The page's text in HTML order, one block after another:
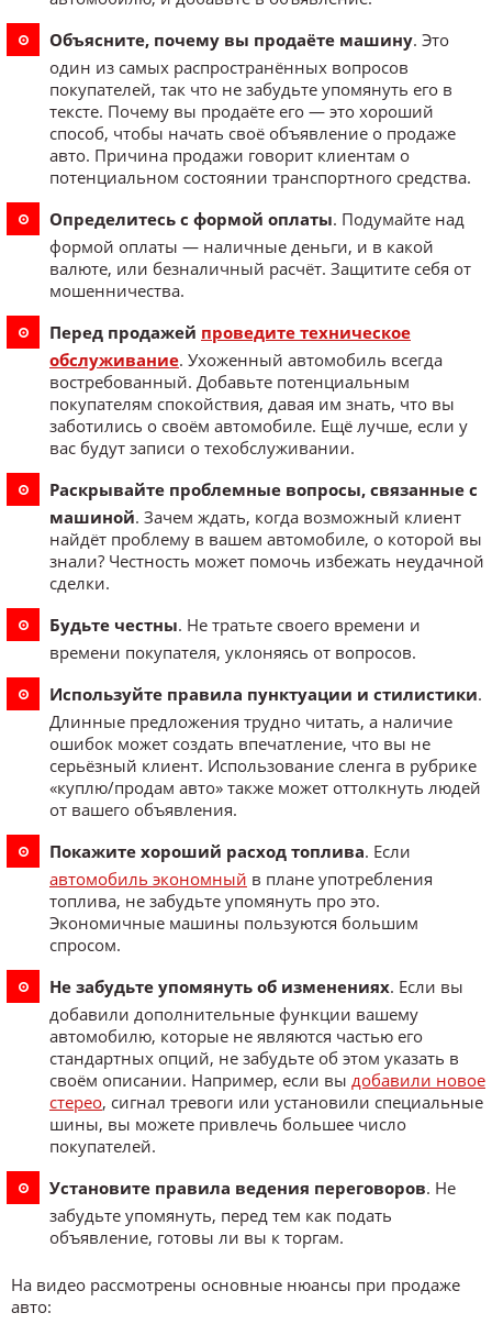
Объясните, почему вы продаёте машину. Это
один из самых распространённых вопросов
покупателей, так что не забудьте упомянуть его в
тексте. Почему вы продаёте его — это хороший
способ, чтобы начать своё объявление о продаже
авто. Причина продажи говорит клиентам о
потенциальном состоянии транспортного средства.
Определитесь с формой оплаты. Подумайте над
формой оплаты — наличные деньги, и в какой
валюте, или безналичный расчёт. Защитите себя от
мошенничества.
Перед продажей проведите техническое
обслуживание. Ухоженный автомобиль всегда
востребованный. Добавьте потенциальным
покупателям спокойствия, давая им знать, что вы
заботились о своём автомобиле. Ещё лучше, если у
вас будут записи о техобслуживании.
Раскрывайте проблемные вопросы, связанные с
машиной. Зачем ждать, когда возможный клиент
найдёт проблему в вашем автомобиле, о которой вы
знали? Честность может помочь избежать неудачной
сделки.
Будьте честны. Не тратьте своего времени и
времени покупателя, уклоняясь от вопросов.
Используйте правила пунктуации и стилистики.
Длинные предложения трудно читать, а наличие
ошибок может создать впечатление, что вы не
серьёзный клиент. Использование сленга в рубрике
«куплю/продам авто» также может оттолкнуть людей
от вашего объявления.
Покажите хороший расход топлива. Если
автомобиль экономный в плане употребления
топлива, не забудьте упомянуть про это.
Экономичные машины пользуются большим
спросом.
Не забудьте упомянуть об изменениях. Если вы
добавили дополнительные функции вашему
автомобилю, которые не являются частью его
стандартных опций, не забудьте об этом указать в
своём описании. Например, если вы добавили новое
стерео, сигнал тревоги или установили специальные
шины, вы можете привлечь большее число
покупателей.
Установите правила ведения переговоров. Не
забудьте упомянуть, перед тем как подать
объявление, готовы ли вы к торгам.
На видео рассмотрены основные нюансы при продаже
авто: